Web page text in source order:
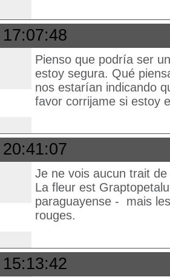
Pienso que podría ser
estoy segura. Qué
nos estarían indicando
favor corrijame si estoy
Je ne vois aucun trait
La fleur est
paraguayense - mais
rouges.